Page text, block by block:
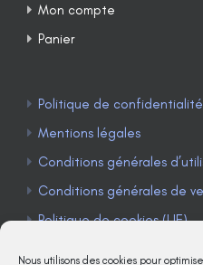
Nous utilisons des cookies pour
Mon compte
Panier
Politique de confidentialité
Mentions légales
Conditions générales
Conditions générales de
Politique de cookies (UE)